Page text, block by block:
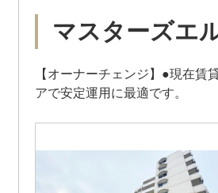
マスターズエ
【オーナーチェンジ】●現在
アで安定運用に最適です。